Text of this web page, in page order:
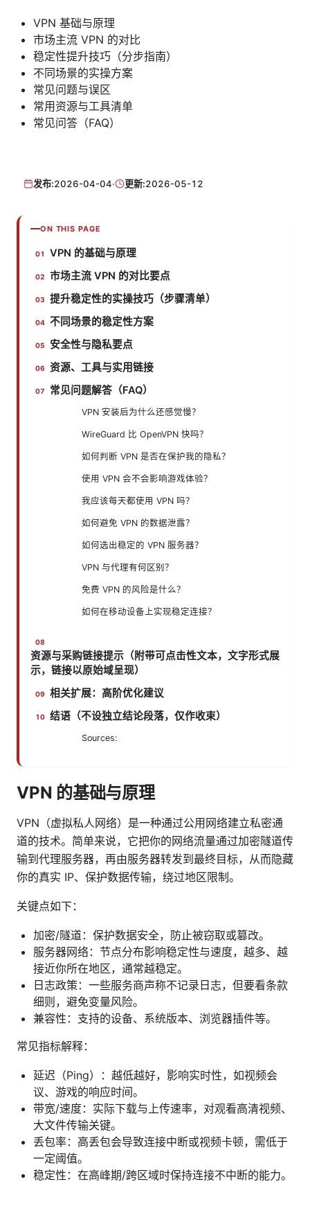
VPN 基础与原理
市场主流 VPN 的对比
稳定性提升技巧（分步指南）
不同场景的实操方案
常见问题与误区
常用资源与工具清单
常见问答（FAQ）
发布:2026-04-04· 更新:2026-05-12
ON THIS PAGE
VPN 的基础与原理
市场主流 VPN 的对比要点
提升稳定性的实操技巧（步骤清单）
不同场景的稳定性方案
安全性与隐私要点
资源、工具与实用链接
常见问题解答（FAQ）
VPN 安装后为什么还感觉慢？
WireGuard 比 OpenVPN 快吗？
如何判断 VPN 是否在保护我的隐私？
使用 VPN 会不会影响游戏体验？
我应该每天都使用 VPN 吗？
如何避免 VPN 的数据泄露？
如何选出稳定的 VPN 服务器？
VPN 与代理有何区别？
免费 VPN 的风险是什么？
如何在移动设备上实现稳定连接？
资源与采购链接提示（附带可点击性文本，文字形式展
示，链接以原始域呈现）
相关扩展：高阶优化建议
结语（不设独立结论段落，仅作收束）
Sources:
VPN 的基础与原理
VPN（虚拟私人网络）是一种通过公用网络建立私密通
道的技术。简单来说，它把你的网络流量通过加密隧道传
输到代理服务器，再由服务器转发到最终目标，从而隐藏
你的真实 IP、保护数据传输，绕过地区限制。
关键点如下：
加密/隧道：保护数据安全，防止被窃取或篡改。
服务器网络：节点分布影响稳定性与速度，越多、越
接近你所在地区，通常越稳定。
日志政策：一些服务商声称不记录日志，但要看条款
细则，避免变量风险。
兼容性：支持的设备、系统版本、浏览器插件等。
常见指标解释：
延迟（Ping）：越低越好，影响实时性，如视频会
议、游戏的响应时间。
带宽/速度：实际下载与上传速率，对观看高清视频、
大文件传输关键。
丢包率：高丢包会导致连接中断或视频卡顿，需低于
一定阈值。
稳定性：在高峰期/跨区域时保持连接不中断的能力。